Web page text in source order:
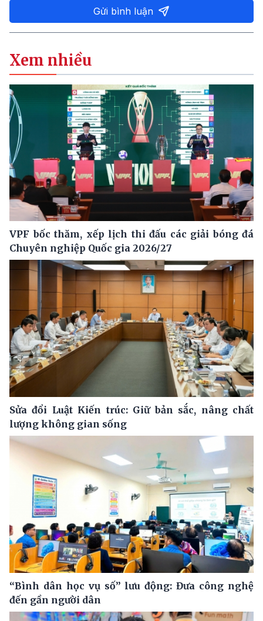
Gửi bình luận
Xem nhiều
VPF bốc thăm, xếp lịch thi đấu các giải bóng đá
Chuyên nghiệp Quốc gia 2026/27
Sửa đổi Luật Kiến trúc: Giữ bản sắc, nâng chất
lượng không gian sống
“Bình dân học vụ số” lưu động: Đưa công nghệ
đến gần người dân